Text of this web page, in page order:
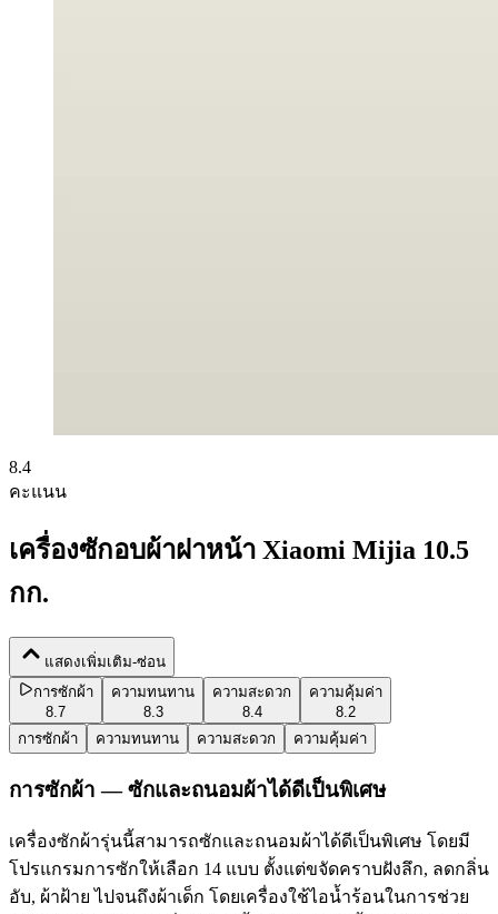
8.4
คะแนน
เครื่องซักอบผ้าฝาหน้า Xiaomi Mijia 10.5
กก.
แสดงเพิ่มเติม-ซ่อน
การซักผ้า
8.7
ความทนทาน
8.3
ความสะดวก
8.4
ความคุ้มค่า
8.2
การซักผ้า
ความทนทาน ความสะดวก ความคุ้มค่า
การซักผ้า — ซักและถนอมผ้าได้ดีเป็นพิเศษ
เครื่องซักผ้ารุ่นนี้สามารถซักและถนอมผ้าได้ดีเป็นพิเศษ โดยมี
โปรแกรมการซักให้เลือก 14 แบบ ตั้งแต่ขจัดคราบฝังลึก, ลดกลิ่น
อับ, ผ้าฝ้าย ไปจนถึงผ้าเด็ก โดยเครื่องใช้ไอน้ำร้อนในการช่วย